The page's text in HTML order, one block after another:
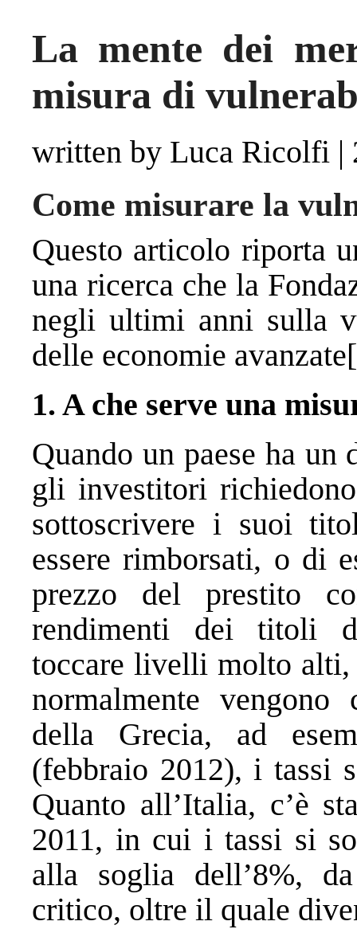
La mente dei
misura di
written by Luca Ricolfi |
Come misurare la
Questo articolo riporta
una ricerca che la
negli ultimi anni sulla
delle economie
1. A che serve una
Quando un paese ha
gli investitori
sottoscrivere i suoi
essere rimborsati, o di
prezzo del prestito
rendimenti dei titoli
toccare livelli molto alti,
normalmente
della Grecia, ad
(febbraio 2012), i tassi
Quanto all’Italia, c’è
2011, in cui i tassi si
alla soglia dell’8%,
critico, oltre il quale